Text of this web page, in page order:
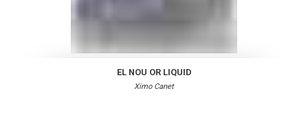
EL NOU OR LIQUID
Ximo Canet